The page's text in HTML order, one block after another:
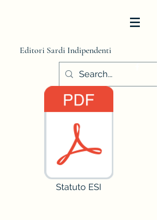
Editori Sardi Indipendenti
Statuto ESI